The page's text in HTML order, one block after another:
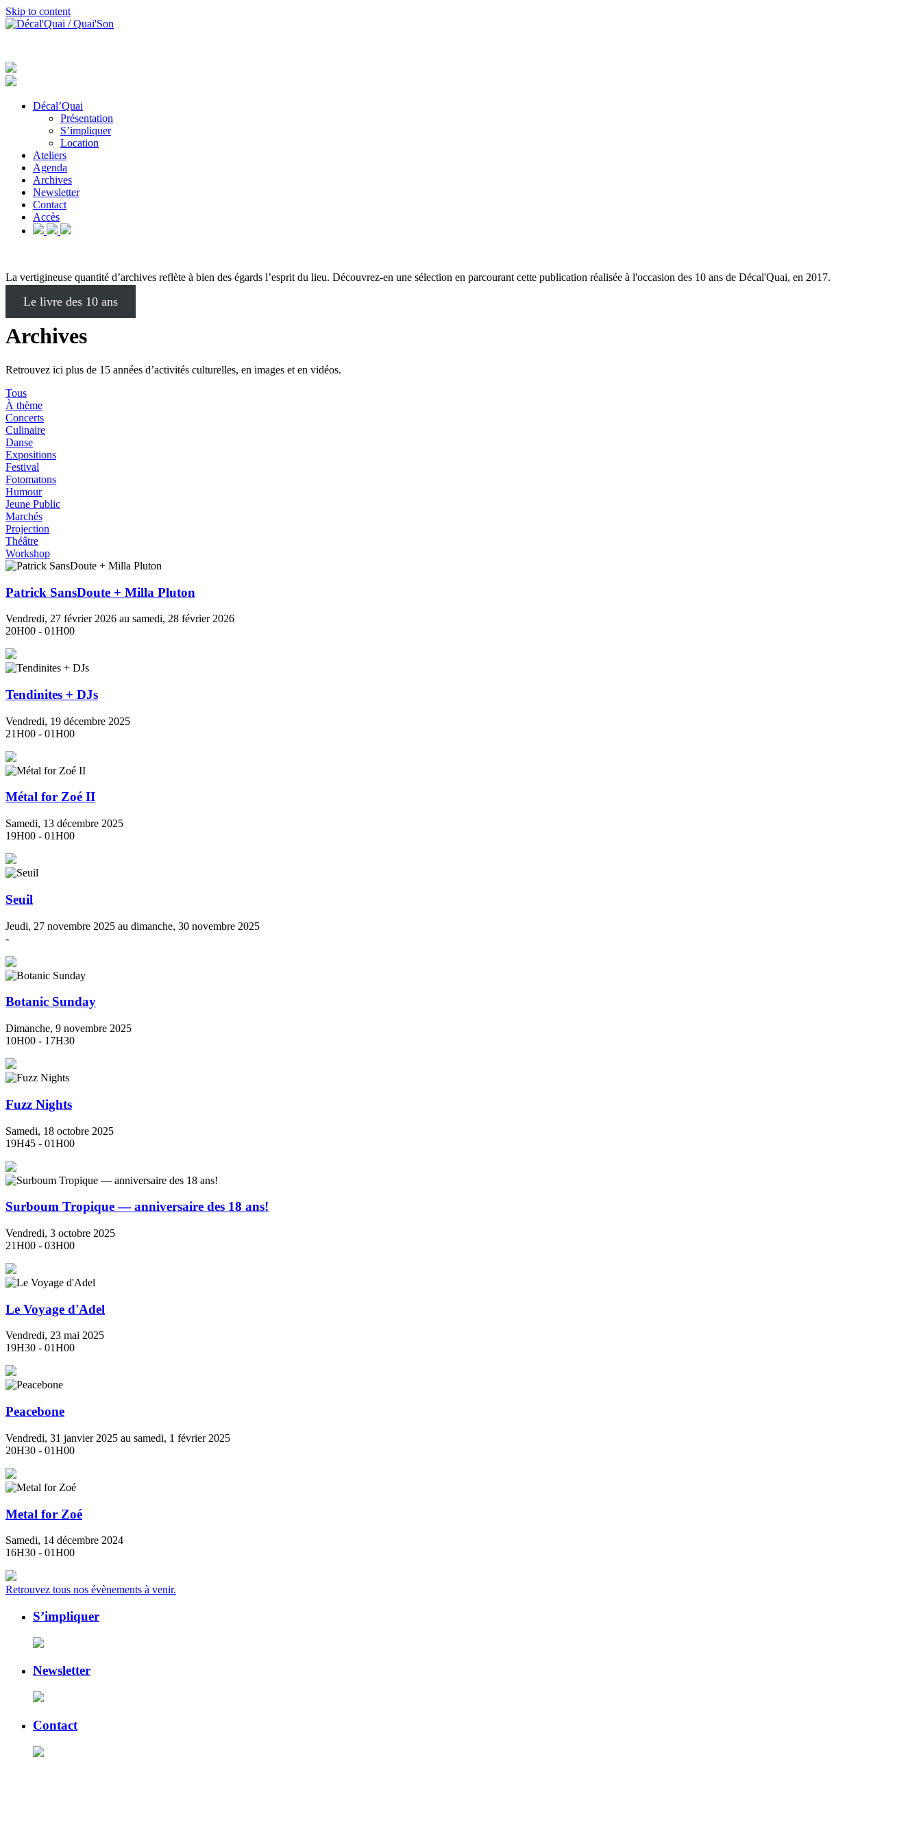
Skip to content
Décal’Quai
Présentation
S’impliquer
Location
Ateliers
Agenda
Archives
Newsletter
Contact
Accès
La vertigineuse quantité d’archives reflète à bien des égards l’esprit du lieu. Découvrez-en une sélection en parcourant cette publication réalisée à l'occasion des 10 ans de Décal'Quai, en 2017.
Le livre des 10 ans
Archives
Retrouvez ici plus de 15 années d’activités culturelles, en images et en vidéos.
Tous
À thème
Concerts
Culinaire
Danse
Expositions
Festival
Fotomatons
Humour
Jeune Public
Marchés
Projection
Théâtre
Workshop
Patrick SansDoute + Milla Pluton
Vendredi, 27 février 2026 au samedi, 28 février 2026
20H00 - 01H00
Tendinites + DJs
Vendredi, 19 décembre 2025
21H00 - 01H00
Métal for Zoé II
Samedi, 13 décembre 2025
19H00 - 01H00
Seuil
Jeudi, 27 novembre 2025 au dimanche, 30 novembre 2025
-
Botanic Sunday
Dimanche, 9 novembre 2025
10H00 - 17H30
Fuzz Nights
Samedi, 18 octobre 2025
19H45 - 01H00
Surboum Tropique — anniversaire des 18 ans!
Vendredi, 3 octobre 2025
21H00 - 03H00
Le Voyage d'Adel
Vendredi, 23 mai 2025
19H30 - 01H00
Peacebone
Vendredi, 31 janvier 2025 au samedi, 1 février 2025
20H30 - 01H00
Metal for Zoé
Samedi, 14 décembre 2024
16H30 - 01H00
Retrouvez tous nos évènements à venir.
S’impliquer
Newsletter
Contact